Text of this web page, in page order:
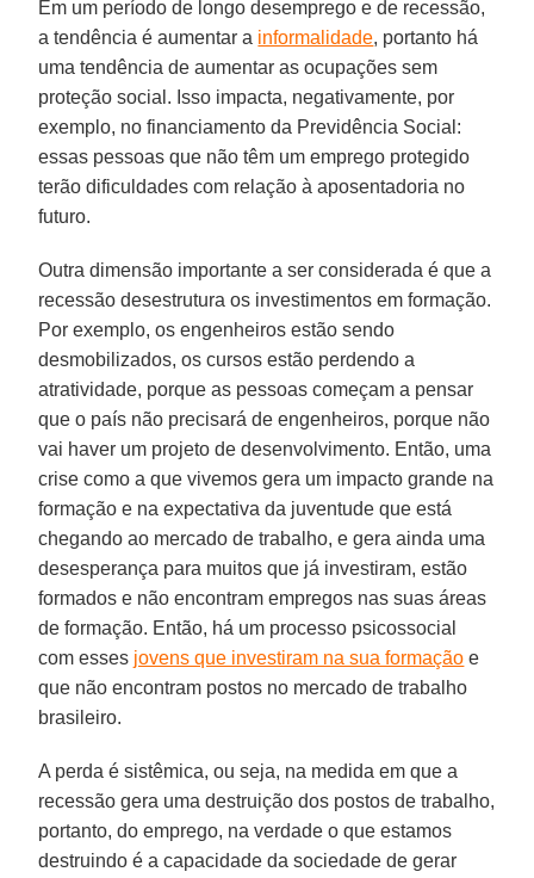
Em um período de longo desemprego e de recessão,
a tendência é aumentar a informalidade, portanto há
uma tendência de aumentar as ocupações sem
proteção social. Isso impacta, negativamente, por
exemplo, no financiamento da Previdência Social:
essas pessoas que não têm um emprego protegido
terão dificuldades com relação à aposentadoria no
futuro.
Outra dimensão importante a ser considerada é que a
recessão desestrutura os investimentos em formação.
Por exemplo, os engenheiros estão sendo
desmobilizados, os cursos estão perdendo a
atratividade, porque as pessoas começam a pensar
que o país não precisará de engenheiros, porque não
vai haver um projeto de desenvolvimento. Então, uma
crise como a que vivemos gera um impacto grande na
formação e na expectativa da juventude que está
chegando ao mercado de trabalho, e gera ainda uma
desesperança para muitos que já investiram, estão
formados e não encontram empregos nas suas áreas
de formação. Então, há um processo psicossocial
com esses jovens que investiram na sua formação e
que não encontram postos no mercado de trabalho
brasileiro.
A perda é sistêmica, ou seja, na medida em que a
recessão gera uma destruição dos postos de trabalho,
portanto, do emprego, na verdade o que estamos
destruindo é a capacidade da sociedade de gerar